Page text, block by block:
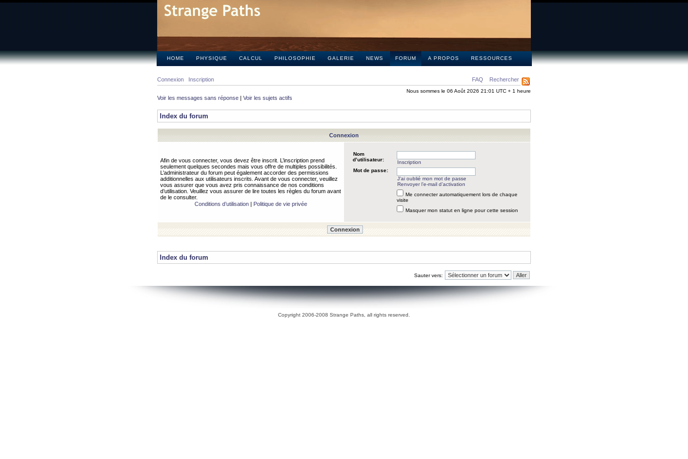
HOME PHYSIQUE CALCUL PHILOSOPHIE GALERIE NEWS FORUM A PROPOS RESSOURCES
FAQ Rechercher
Connexion Inscription
Nous sommes le 06 Août 2026 21:01 UTC + 1 heure
Voir les messages sans réponse | Voir les sujets actifs
Index du forum
Connexion
Afin de vous connecter, vous devez être inscrit. L’inscription prend
seulement quelques secondes mais vous offre de multiples possibilités.
L’administrateur du forum peut également accorder des permissions
additionnelles aux utilisateurs inscrits. Avant de vous connecter, veuillez
vous assurer que vous avez pris connaissance de nos conditions
d’utilisation. Veuillez vous assurer de lire toutes les règles du forum avant
de le consulter.
Conditions d’utilisation| Politique de vie privée
Nom
d’utilisateur:
Inscription
Mot de passe:
J’ai oublié mon mot de passe
Renvoyer l’e-mail d’activation
Me connecter automatiquement lors de chaque
visite
Masquer mon statut en ligne pour cette session
Index du forum
Sauter vers:
Copyright 2006-2008 Strange Paths, all rights reserved.